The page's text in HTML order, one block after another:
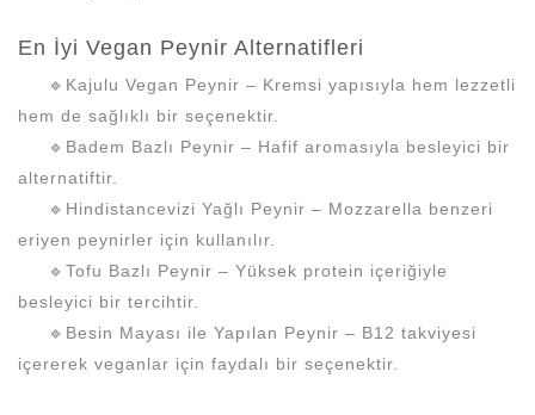
En İyi Vegan Peynir Alternatifleri
🔹Kajulu Vegan Peynir – Kremsi yapısıyla hem lezzetli
hem de sağlıklı bir seçenektir.
🔹Badem Bazlı Peynir – Hafif aromasıyla besleyici bir
alternatiftir.
🔹Hindistancevizi Yağlı Peynir – Mozzarella benzeri
eriyen peynirler için kullanılır.
🔹Tofu Bazlı Peynir – Yüksek protein içeriğiyle
besleyici bir tercihtir.
🔹Besin Mayası ile Yapılan Peynir – B12 takviyesi
içererek veganlar için faydalı bir seçenektir.